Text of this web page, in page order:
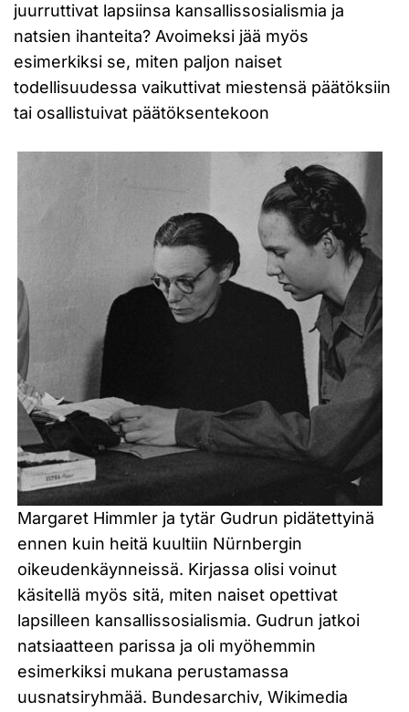
juurruttivat lapsiinsa kansallissosialismia ja
natsien ihanteita? Avoimeksi jää myös
esimerkiksi se, miten paljon naiset
todellisuudessa vaikuttivat miestensä päätöksiin
tai osallistuivat päätöksentekoon
Margaret Himmler ja tytär Gudrun pidätettyinä
ennen kuin heitä kuultiin Nürnbergin
oikeudenkäynneissä. Kirjassa olisi voinut
käsitellä myös sitä, miten naiset opettivat
lapsilleen kansallissosialismia. Gudrun jatkoi
natsiaatteen parissa ja oli myöhemmin
esimerkiksi mukana perustamassa
uusnatsiryhmää. Bundesarchiv, Wikimedia